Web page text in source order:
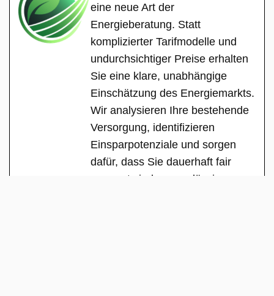
eine neue Art der
Energieberatung. Statt
komplizierter Tarifmodelle und
undurchsichtiger Preise erhalten
Sie eine klare, unabhängige
Einschätzung des Energiemarkts.
Wir analysieren Ihre bestehende
Versorgung, identifizieren
Einsparpotenziale und sorgen
dafür, dass Sie dauerhaft fair
versorgt sind – zuverlässig,